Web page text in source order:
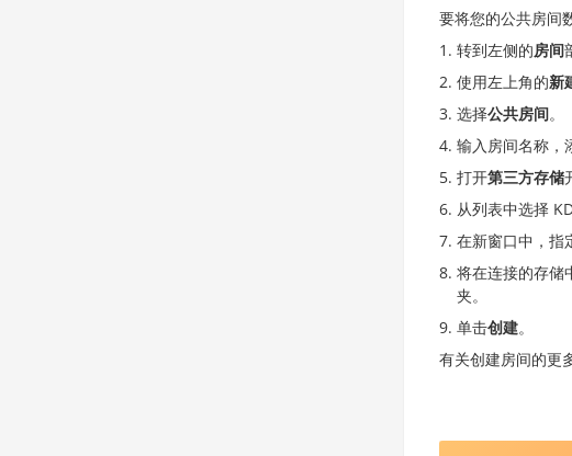
要将您的公共房间
转到左侧的房间
使用左上角的新
选择公共房间。
输入房间名称，
打开第三方存储
从列表中选择
在新窗口中，指
将在连接的存储
夹。
单击创建。
有关创建房间的更